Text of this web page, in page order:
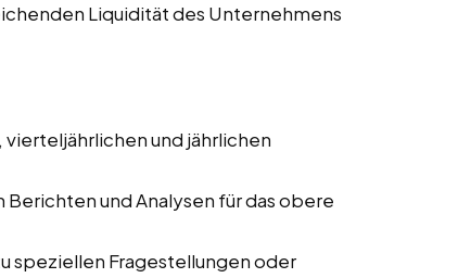
Liquidität des Unternehmens
und jährlichen
und Analysen für das obere
speziellen Fragestellungen oder